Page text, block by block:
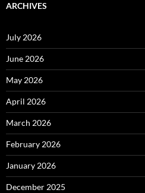
ARCHIVES
July 2026
June 2026
May 2026
April 2026
March 2026
February 2026
January 2026
December 2025